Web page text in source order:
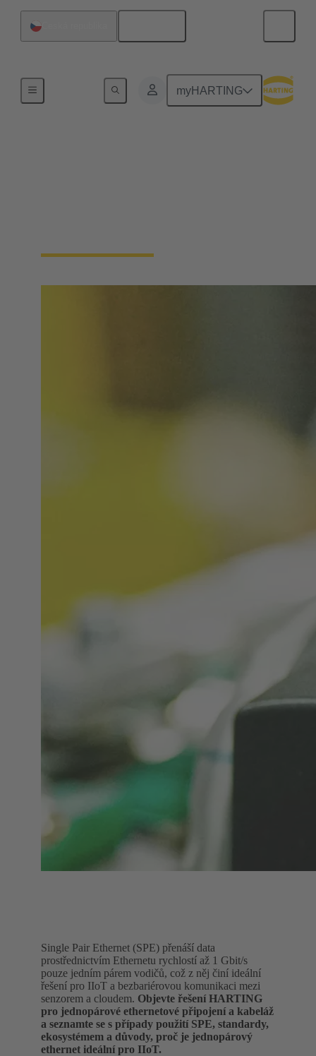
myHARTING
Single Pair Ethernet (SPE) přenáší data
prostřednictvím Ethernetu rychlostí až 1 Gbit/s
pouze jedním párem vodičů, což z něj činí ideální
řešení pro IIoT a bezbariérovou komunikaci mezi
senzorem a cloudem. Objevte řešení HARTING
pro jednopárové ethernetové připojení a kabeláž
a seznamte se s případy použití SPE, standardy,
ekosystémem a důvody, proč je jednopárový
ethernet ideální pro IIoT.